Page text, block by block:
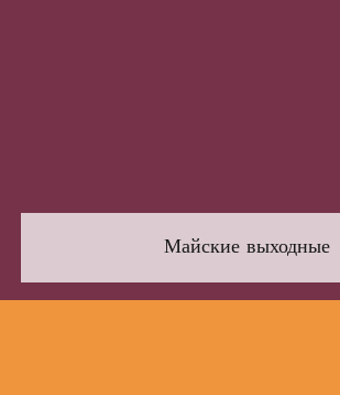
Майские выходные